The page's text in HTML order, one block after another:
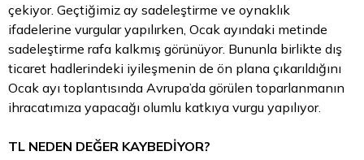
çekiyor. Geçtiğimiz ay sadeleştirme ve oynaklık
ifadelerine vurgular yapılırken, Ocak ayındaki metinde
sadeleştirme rafa kalkmış görünüyor. Bununla birlikte dış
ticaret hadlerindeki iyileşmenin de ön plana çıkarıldığını
Ocak ayı toplantısında Avrupa’da görülen toparlanmanın
ihracatımıza yapacağı olumlu katkıya vurgu yapılıyor.
TL NEDEN DEĞER KAYBEDİYOR?